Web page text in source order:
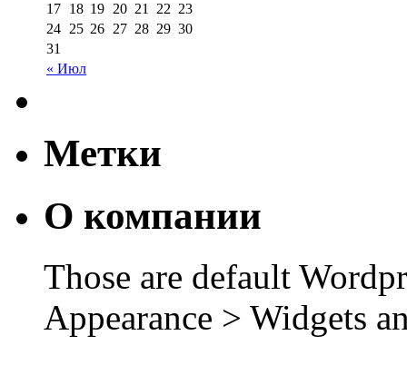
« Июл
17 18 19 20 21 22 23
24 25 26 27 28 29 30
31
Метки
О компании
Those are default
Appearance > Widgets